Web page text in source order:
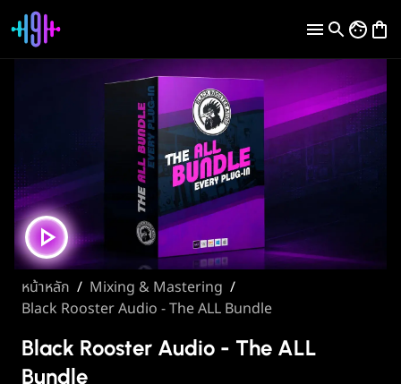
หน้าหลัก / Mixing & Mastering /
Black Rooster Audio - The ALL Bundle
Black Rooster Audio - The ALL
Bundle